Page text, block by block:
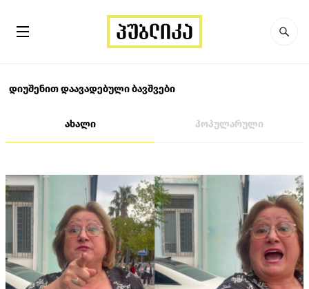
დიუშენით დაავადებული ბავშვები
ახალი პოპულარული